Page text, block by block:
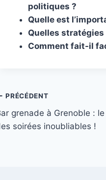
politiques ?
Quelle est
Quelles
Comment fait-il
PRÉCÉDENT
grenade à Grenoble :
soirées inoubliables !